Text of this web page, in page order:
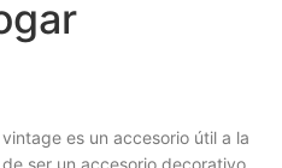
es un accesorio útil a la
ser un accesorio decorativo